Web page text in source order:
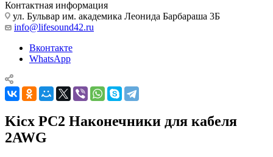
Контактная информация
ул. Бульвар им. академика Леонида Барбараша 3Б
info@lifesound42.ru
Вконтакте
WhatsApp
Kicx PC2 Наконечники для кабеля
2AWG